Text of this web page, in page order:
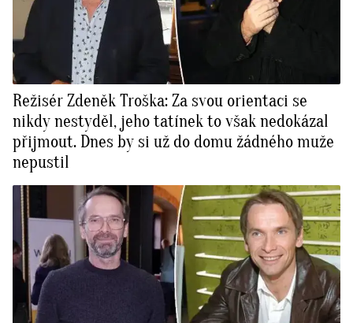
Režisér Zdeněk Troška: Za svou orientaci se
nikdy nestyděl, jeho tatínek to však nedokázal
přijmout. Dnes by si už do domu žádného muže
nepustil